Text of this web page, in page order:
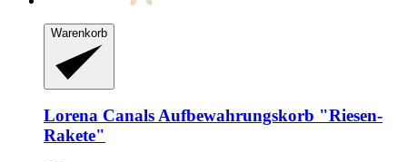
Warenkorb
Lorena CanalsAufbewahrungskorb "Riesen-​
Rakete"